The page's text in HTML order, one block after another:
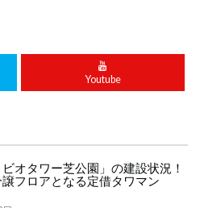
Youtube
オタワー芝公園」の建設状況！
フロアとなる定借タワマン